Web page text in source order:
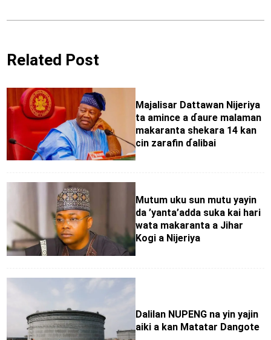
Related Post
Majalisar Dattawan Nijeriya
ta amince a ɗaure malaman
makaranta shekara 14 kan
cin zarafin ɗalibai
Mutum uku sun mutu yayin
da ’yanta’adda suka kai hari
wata makaranta a Jihar
Kogi a Nijeriya
Dalilan NUPENG na yin yajin
aiki a kan Matatar Dangote